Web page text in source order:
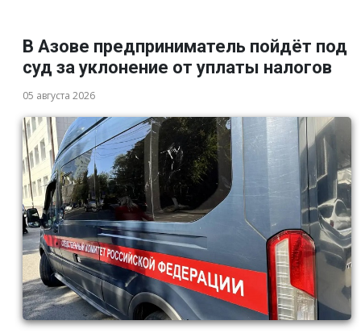
В Азове предприниматель пойдёт под
суд за уклонение от уплаты налогов
05 августа 2026